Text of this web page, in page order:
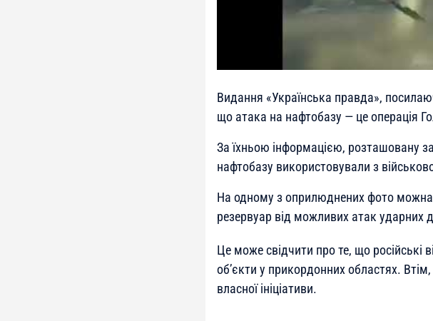
Видання «Українська правда»,
що атака на нафтобазу — це операція
За їхньою інформацією, розташовану
нафтобазу використовували з
На одному з оприлюднених фото можна
резервуар від можливих атак ударних
Це може свідчити про те, що російські
об’єкти у прикордонних областях.
власної ініціативи.